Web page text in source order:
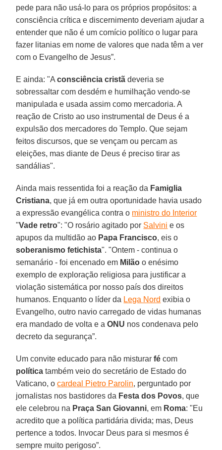
pede para não usá-lo para os próprios propósitos: a
consciência crítica e discernimento deveriam ajudar a
entender que não é um comício político o lugar para
fazer litanias em nome de valores que nada têm a ver
com o Evangelho de Jesus”.
E ainda: "Aconsciência cristã deveria se
sobressaltar com desdém e humilhação vendo-se
manipulada e usada assim como mercadoria. A
reação de Cristo ao uso instrumental de Deus é a
expulsão dos mercadores do Templo. Que sejam
feitos discursos, que se vençam ou percam as
eleições, mas diante de Deus é preciso tirar as
sandálias".
Ainda mais ressentida foi a reação da Famiglia
Cristiana, que já em outra oportunidade havia usado
a expressão evangélica contra o ministro do Interior
"Vade retro": "O rosário agitado por Salvini e os
apupos da multidão ao Papa Francisco, eis o
soberanismo fetichista". "Ontem - continua o
semanário - foi encenado em Milão o enésimo
exemplo de exploração religiosa para justificar a
violação sistemática por nosso país dos direitos
humanos. Enquanto o líder da Lega Nord exibia o
Evangelho, outro navio carregado de vidas humanas
era mandado de volta e aONU nos condenava pelo
decreto da segurança”.
Um convite educado para não misturarfé com
política também veio do secretário de Estado do
Vaticano, ocardeal Pietro Parolin, perguntado por
jornalistas nos bastidores da Festa dos Povos, que
ele celebrou na Praça San Giovanni, em Roma: "Eu
acredito que a política partidária divida; mas, Deus
pertence a todos. Invocar Deus para si mesmos é
sempre muito perigoso”.